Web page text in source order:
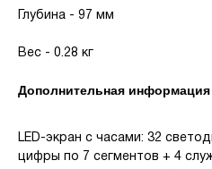
Глубина - 97 мм
Вес - 0.28 кг
Дополнительная информация
LED-экран с часами: 32
цифры по 7 сегментов + 4